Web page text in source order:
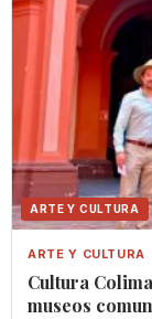
ARTE Y CULTURA
ARTE Y CULTURA
Cultura
museos